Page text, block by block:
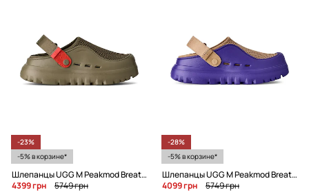
-23%
-5% в корзине*
Шлепанцы UGG M Peakmod Breathe
4399 грн
5749 грн
-28%
-5% в корзине*
Шлепанцы UGG M Peakmod Breathe
4099 грн
5749 грн